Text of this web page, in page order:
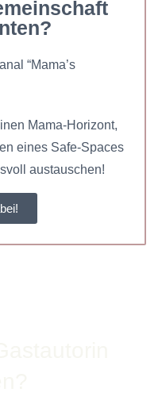
“Mama’s
Mama-Horizont,
eines Safe-Spaces
austauschen!